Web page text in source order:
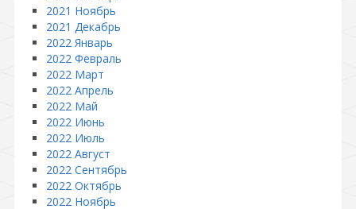
2021 Ноябрь
2021 Декабрь
2022 Январь
2022 Февраль
2022 Март
2022 Апрель
2022 Май
2022 Июнь
2022 Июль
2022 Август
2022 Сентябрь
2022 Октябрь
2022 Ноябрь